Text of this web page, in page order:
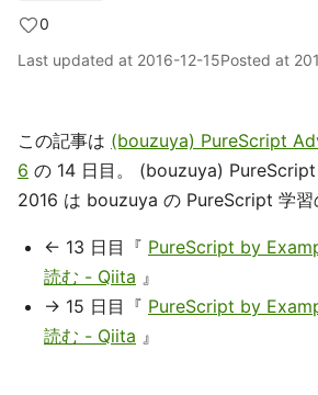
0
Last updated at 2016-12-15Posted at
この記事は (bouzuya) PureScript
6 の 14 日目。 (bouzuya)
2016 は bouzuya の PureScript 学習
← 13 日目『 PureScript by
読む - Qiita 』
→ 15 日目『 PureScript by
読む - Qiita 』